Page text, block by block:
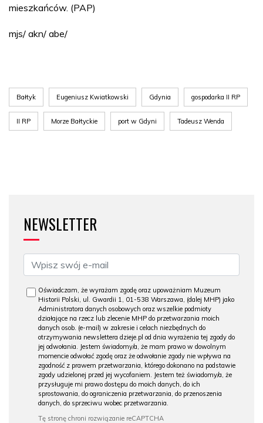
mieszkańców. (PAP)
mjs/ akn/ abe/
Bałtyk Eugeniusz Kwiatkowski Gdynia gospodarka II RP
II RP Morze Bałtyckie port w Gdyni Tadeusz Wenda
NEWSLETTER
Oświadczam, że wyrażam zgodę oraz upoważniam Muzeum
Historii Polski, ul. Gwardii 1, 01-538 Warszawa, (dalej MHP) jako
Administratora danych osobowych oraz wszelkie podmioty
działające na rzecz lub zlecenie MHP do przetwarzania moich
danych osob. (e-mail) w zakresie i celach niezbędnych do
otrzymywania newslettera dzieje.pl od dnia wyrażenia tej zgody do
jej odwołania. Jestem świadomy/a, że mam prawo w dowolnym
momencie odwołać zgodę oraz że odwołanie zgody nie wpływa na
zgodność z prawem przetwarzania, którego dokonano na podstawie
zgody udzielonej przed jej wycofaniem. Jestem też świadomy/a, że
przysługuje mi prawo dostępu do moich danych, do ich
sprostowania, do ograniczenia przetwarzania, do przenoszenia
danych, do sprzeciwu wobec przetwarzania.